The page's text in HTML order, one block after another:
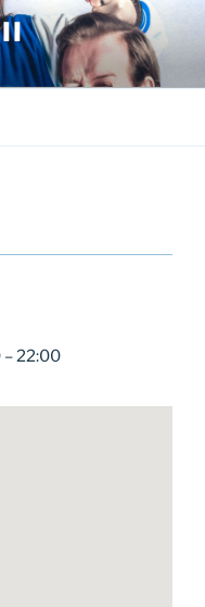
– 22:00